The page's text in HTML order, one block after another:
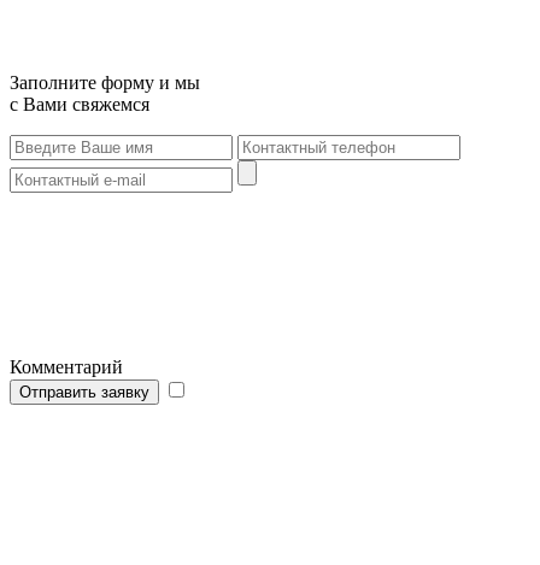
Заполните форму и мы
с Вами свяжемся
Комментарий
Отправить заявку